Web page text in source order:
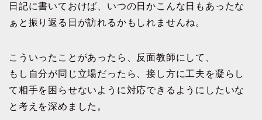
日記に書いておけば、いつの日かこんな日もあったな
ぁと振り返る日が訪れるかもしれませんね。
こういったことがあったら、反面教師にして、
もし自分が同じ立場だったら、接し方に工夫を凝らし
て相手を困らせないように対応できるようにしたいな
と考えを深めました。